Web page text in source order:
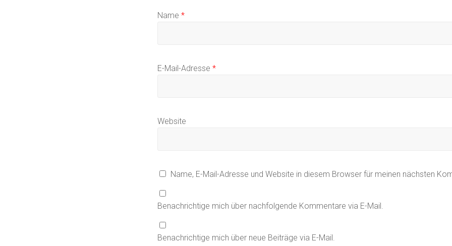
Name *
E-Mail-Adresse *
Website
Name, E-Mail-Adresse und Website in diesem Browser für meinen nächsten
Benachrichtige mich über nachfolgende Kommentare via E-Mail.
Benachrichtige mich über neue Beiträge via E-Mail.